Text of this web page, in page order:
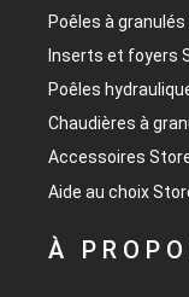
Poêles à granulés
Inserts et foyers
Poêles
Chaudières à
Accessoires
Aide au choix
À